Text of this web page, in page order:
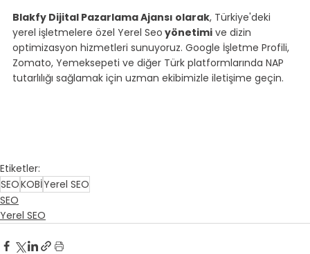
Blakfy Dijital Pazarlama Ajansı olarak, Türkiye'deki
yerel işletmelere özel Yerel Seo yönetimi ve dizin
optimizasyon hizmetleri sunuyoruz. Google İşletme Profili,
Zomato, Yemeksepeti ve diğer Türk platformlarında NAP
tutarlılığı sağlamak için uzman ekibimizle iletişime geçin.
Etiketler:
SEOKOBİYerel SEO
SEO
Yerel SEO